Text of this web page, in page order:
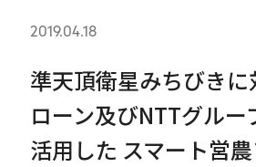
Service
Insight
準天頂衛星みちびきに
ローン及びNTTグルー
活用した スマート営
2019.04.18